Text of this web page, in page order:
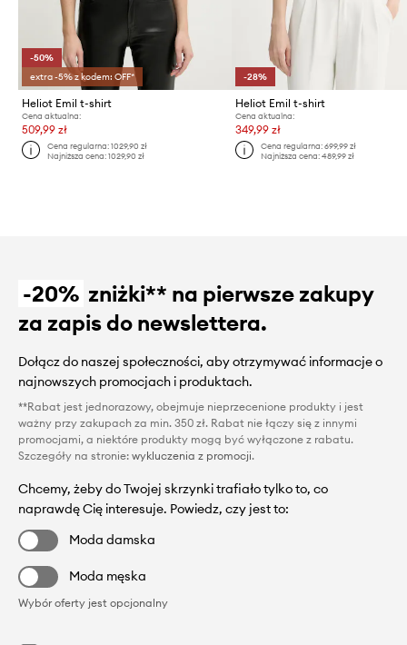
-50%
extra -5% z kodem: OFF*
Heliot Emil t-shirt
Cena aktualna:
509,99 zł
Cena regularna:1029,90 zł
Najniższa cena:1029,90 zł
-28%
Heliot Emil t-shirt
Cena aktualna:
349,99 zł
Cena regularna: 699,99 zł
Najniższa cena: 489,99 zł
-20% zniżki** na pierwsze zakupy
za zapis do newslettera.
Dołącz do naszej społeczności, aby otrzymywać informacje o
najnowszych promocjach i produktach.
**Rabat jest jednorazowy, obejmuje nieprzecenione produkty i jest
ważny przy zakupach za min. 350 zł. Rabat nie łączy się z innymi
promocjami, a niektóre produkty mogą być wyłączone z rabatu.
Szczegóły na stronie: wykluczenia z promocji.
Chcemy, żeby do Twojej skrzynki trafiało tylko to, co
naprawdę Cię interesuje. Powiedz, czy jest to:
Moda damska
Moda męska
Wybór oferty jest opcjonalny